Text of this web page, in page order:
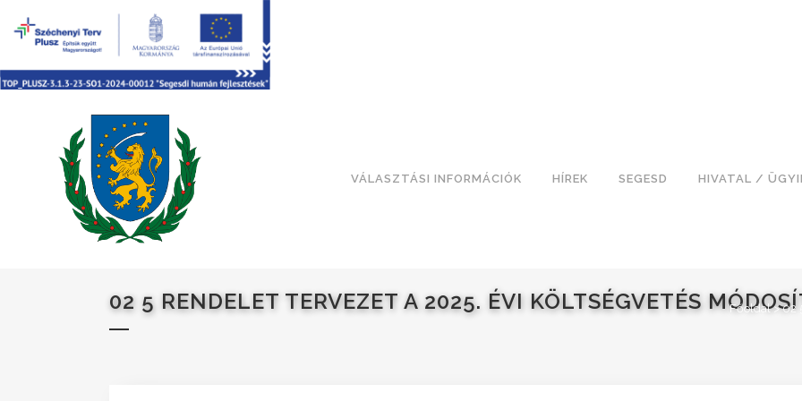
VÁLASZTÁSI INFORMÁCIÓK HÍREK SEGESD HIVATAL /
02 5 RENDELET TERVEZET A 2025. ÉVI KÖLTSÉGVETÉS Főoldal>02